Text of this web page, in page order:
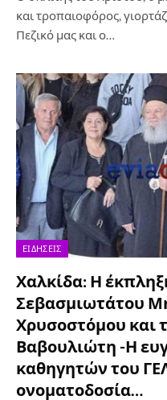
και τροπαιοφόρος,
Πεζικό μας και ο…
ΕΙΔΉΣΕΙΣ
Χαλκίδα: Η
Σεβασμιωτάτου
Χρυσοστόμου και
Βαβουλιώτη -Η
καθηγητών του
ονοματοδοσία…